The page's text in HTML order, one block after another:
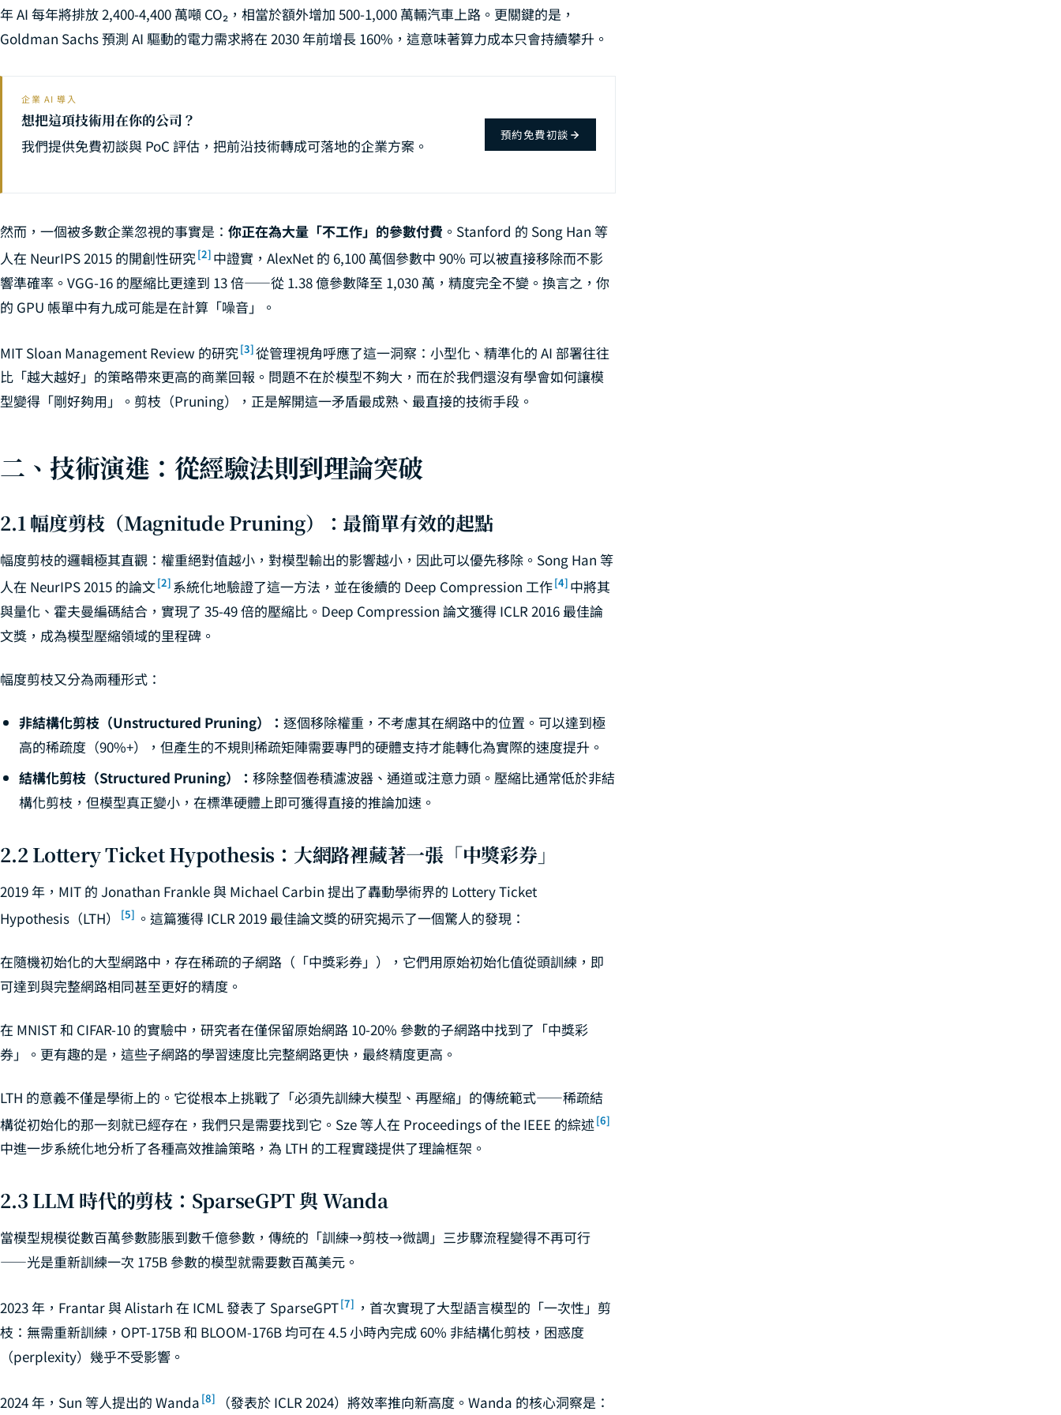
年 AI 每年將排放 2,400-4,400 萬噸 CO₂，相當於額外增加 500-1,000 萬輛汽車上路。更關鍵的是，
Goldman Sachs 預測 AI 驅動的電力需求將在 2030 年前增長 160%，這意味著算力成本只會持續攀升。
企業 AI 導入
想把這項技術用在你的公司？
我們提供免費初談與 PoC 評估，把前沿技術轉成可落地的企業方案。
預約免費初談
然而，一個被多數企業忽視的事實是： 你正在為大量「不工作」的參數付費 。Stanford 的 Song Han 等
人在 NeurIPS 2015 的開創性研究[2] 中證實，AlexNet 的 6,100 萬個參數中 90% 可以被直接移除而不影
響準確率。VGG-16 的壓縮比更達到 13 倍——從 1.38 億參數降至 1,030 萬，精度完全不變。換言之，你
的 GPU 帳單中有九成可能是在計算「噪音」。
MIT Sloan Management Review 的研究[3]從管理視角呼應了這一洞察：小型化、精準化的 AI 部署往往
比「越大越好」的策略帶來更高的商業回報。問題不在於模型不夠大，而在於我們還沒有學會如何讓模
型變得「剛好夠用」。剪枝（Pruning），正是解開這一矛盾最成熟、最直接的技術手段。
二、技術演進：從經驗法則到理論突破
2.1 幅度剪枝（Magnitude Pruning）：最簡單有效的起點
幅度剪枝的邏輯極其直觀：權重絕對值越小，對模型輸出的影響越小，因此可以優先移除。Song Han 等
人在 NeurIPS 2015 的論文[2] 系統化地驗證了這一方法，並在後續的 Deep Compression 工作[4] 中將其
與量化、霍夫曼編碼結合，實現了 35-49 倍的壓縮比。Deep Compression 論文獲得 ICLR 2016 最佳論
文獎，成為模型壓縮領域的里程碑。
幅度剪枝又分為兩種形式：
非結構化剪枝（Unstructured Pruning）： 逐個移除權重，不考慮其在網路中的位置。可以達到極
高的稀疏度（90%+），但產生的不規則稀疏矩陣需要專門的硬體支持才能轉化為實際的速度提升。
結構化剪枝（Structured Pruning）： 移除整個卷積濾波器、通道或注意力頭。壓縮比通常低於非結
構化剪枝，但模型真正變小，在標準硬體上即可獲得直接的推論加速。
2.2 Lottery Ticket Hypothesis：大網路裡藏著一張「中獎彩券」
2019 年，MIT 的 Jonathan Frankle 與 Michael Carbin 提出了轟動學術界的 Lottery Ticket
Hypothesis（LTH）
[5] 。這篇獲得 ICLR 2019 最佳論文獎的研究揭示了一個驚人的發現：
在隨機初始化的大型網路中，存在稀疏的子網路（「中獎彩券」），它們用原始初始化值從頭訓練，即
可達到與完整網路相同甚至更好的精度。
在 MNIST 和 CIFAR-10 的實驗中，研究者在僅保留原始網路 10-20% 參數的子網路中找到了「中獎彩
券」。更有趣的是，這些子網路的學習速度比完整網路更快，最終精度更高。
LTH 的意義不僅是學術上的。它從根本上挑戰了「必須先訓練大模型、再壓縮」的傳統範式——稀疏結
構從初始化的那一刻就已經存在，我們只是需要找到它。Sze 等人在 Proceedings of the IEEE 的綜述[6]
中進一步系統化地分析了各種高效推論策略，為 LTH 的工程實踐提供了理論框架。
2.3 LLM 時代的剪枝：SparseGPT 與 Wanda
當模型規模從數百萬參數膨脹到數千億參數，傳統的「訓練→剪枝→微調」三步驟流程變得不再可行
——光是重新訓練一次 175B 參數的模型就需要數百萬美元。
2023 年，Frantar 與 Alistarh 在 ICML 發表了 SparseGPT[7] ，首次實現了大型語言模型的「一次性」剪
枝：無需重新訓練，OPT-175B 和 BLOOM-176B 均可在 4.5 小時內完成 60% 非結構化剪枝，困惑度
（perplexity）幾乎不受影響。
2024 年，Sun 等人提出的 Wanda [8] （發表於 ICLR 2024）將效率推向新高度。Wanda 的核心洞察是：